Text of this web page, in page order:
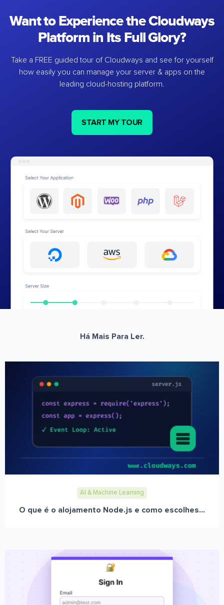
Want to Experience the Cloudways
Platform in Its Full Glory?
Take a FREE guided tour of Cloudways and see for yourself
how easily you can manage your server & apps on the
leading cloud-hosting platform.
START MY TOUR
Há Mais Para Ler.
AI & Machine Learning
O que é o alojamento Node.js e como escolhes...